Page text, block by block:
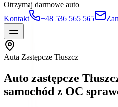
Otrzymaj darmowe auto
Kontakt
+48 536 565 565
Auta Zastępcze Tłuszcz
Auto zastępcze
samochód z OC